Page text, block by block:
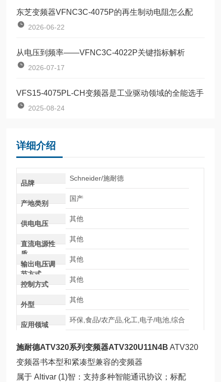
东芝变频器VFNC3C-4075P的再生制动电阻怎么配
2026-06-22
从电压到频率——VFNC3C-4022P关键指标解析
2026-07-17
VFS15-4075PL-CH变频器是工业驱动领域的全能选手
2025-08-24
详细介绍
品牌
Schneider/施耐德
产地类别
国产
供电电压
其他
直流电源性
质
其他
输出电压调
节方式
其他
控制方式
其他
外型
其他
应用领域
环保,食品/农产品,化工,电子/电池,综合
施耐德ATV320系列变频器ATV320U11N4B ATV320
变频器书本型和紧凑型兼容的变频器
属于 Altivar (1)智：支持多种智能通讯协议；标配